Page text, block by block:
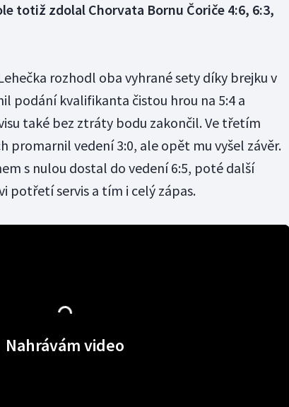
totiž zdolal Chorvata Bornu Čoriče 4:6, 6:3,
rozhodl oba vyhrané sety díky brejku v
podání kvalifikanta čistou hrou na 5:4 a
také bez ztráty bodu zakončil. Ve třetím
promarnil vedení 3:0, ale opět mu vyšel závěr.
s nulou dostal do vedení 6:5, poté další
potřetí servis a tím i celý zápas.
Nahrávám video